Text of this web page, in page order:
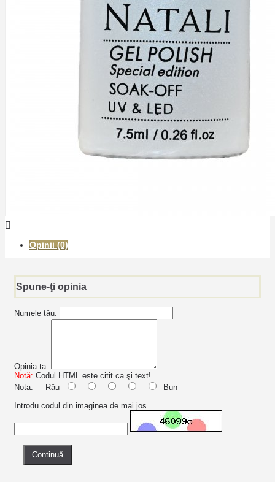
Opinii (0)
Spune-ţi opinia
Numele tău:
Opinia ta:
Notă: Codul HTML este citit ca şi text!
Nota: Rău
Bun
Introdu codul din imaginea de mai jos
Continuă